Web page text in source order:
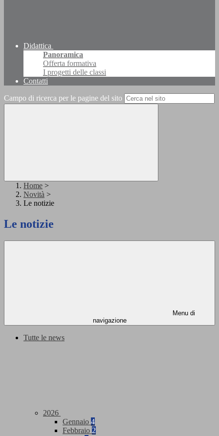
Didattica
Panoramica
Offerta formativa
I progetti delle classi
Contatti
Campo di ricerca per le pagine del sito
Home >
Novità >
Le notizie
Le notizie
Menu di
navigazione
Tutte le news
2026
Gennaio 4
Febbraio 2